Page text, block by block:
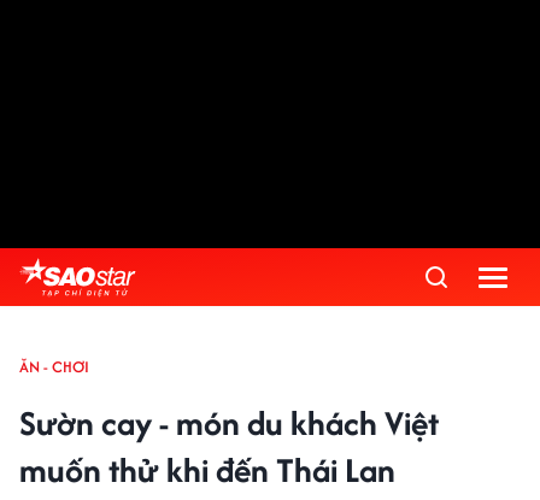
ĂN - CHƠI
Sườn cay - món du khách Việt
muốn thử khi đến Thái Lan